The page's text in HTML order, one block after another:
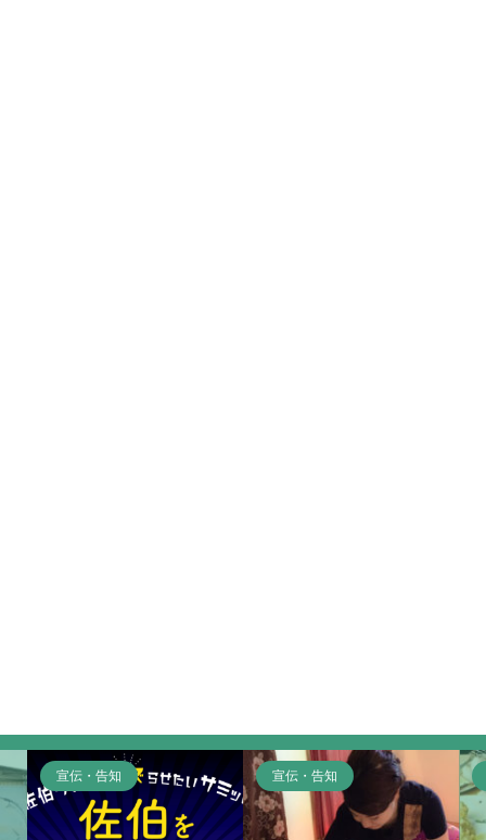
宣伝・告知 宣伝・告知